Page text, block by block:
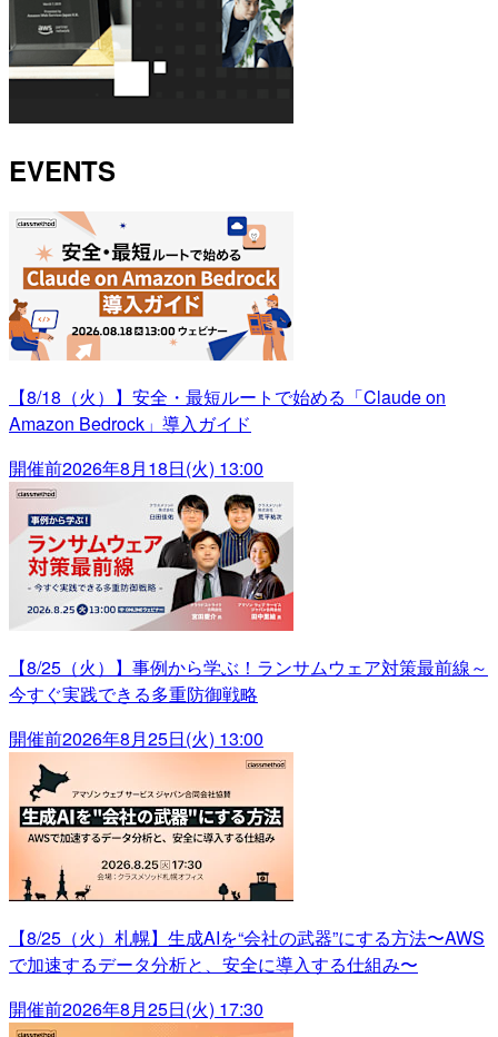
EVENTS
【8/18（火）】安全・最短ルートで始める「Claude on
Amazon Bedrock」導入ガイド
開催前2026年8月18日(火) 13:00
【8/25（火）】事例から学ぶ！ランサムウェア対策最前線～
今すぐ実践できる多重防御戦略
開催前2026年8月25日(火) 13:00
【8/25（火）札幌】生成AIを“会社の武器”にする方法〜AWS
で加速するデータ分析と、安全に導入する仕組み〜
開催前2026年8月25日(火) 17:30